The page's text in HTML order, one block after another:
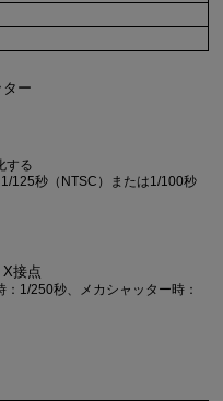
ー
する
125秒（NTSC）または1/100秒
接点
1/250秒、メカシャッター時：